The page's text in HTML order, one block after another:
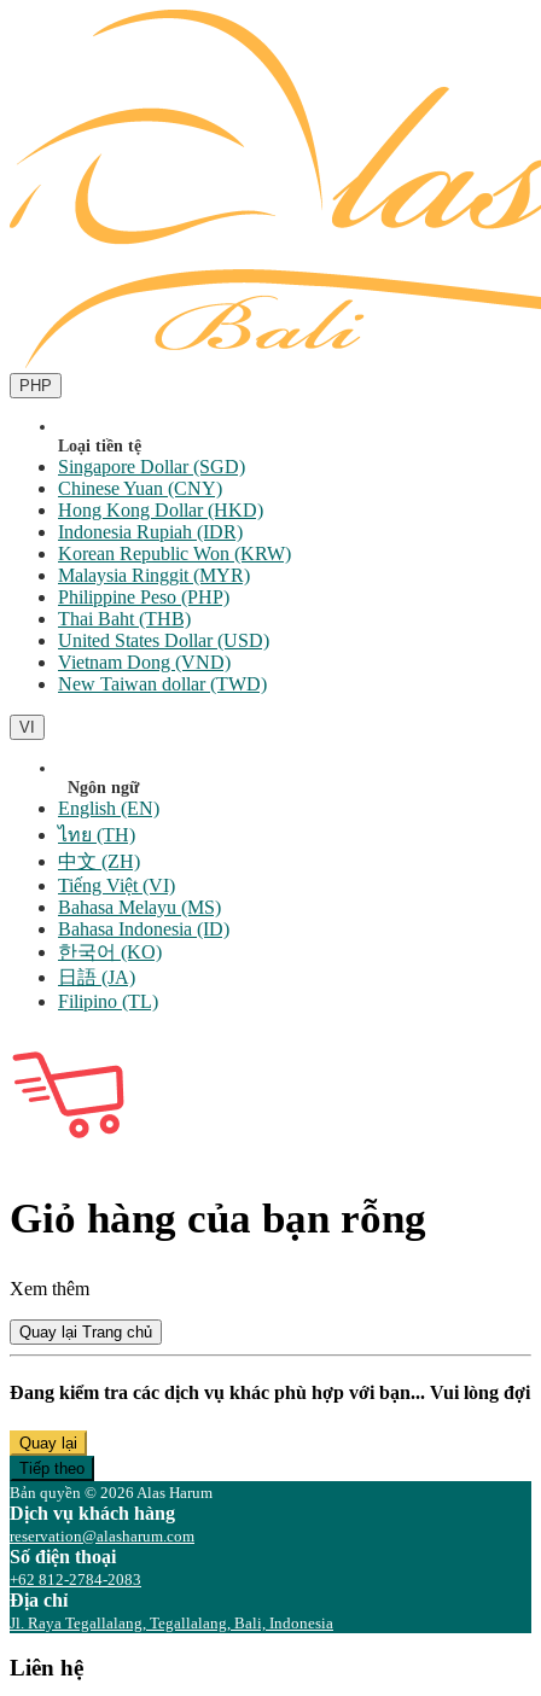
PHP
Loại tiền tệ
Singapore Dollar (SGD)
Chinese Yuan (CNY)
Hong Kong Dollar (HKD)
Indonesia Rupiah (IDR)
Korean Republic Won (KRW)
Malaysia Ringgit (MYR)
Philippine Peso (PHP)
Thai Baht (THB)
United States Dollar (USD)
Vietnam Dong (VND)
New Taiwan dollar (TWD)
VI
Ngôn ngữ
English (EN)
ไทย (TH)
中文 (ZH)
Tiếng Việt (VI)
Bahasa Melayu (MS)
Bahasa Indonesia (ID)
한국어 (KO)
日語 (JA)
Filipino (TL)
Giỏ hàng của bạn rỗng
Xem thêm
Quay lại Trang chủ
Đang kiểm tra các dịch vụ khác phù hợp với bạn... Vui lòng đợi
Quay lại
Tiếp theo
Bản quyền © 2026 Alas Harum
Dịch vụ khách hàng
reservation@alasharum.com
Số điện thoại
+62 812-2784-2083
Địa chỉ
Jl. Raya Tegallalang, Tegallalang, Bali, Indonesia
Liên hệ